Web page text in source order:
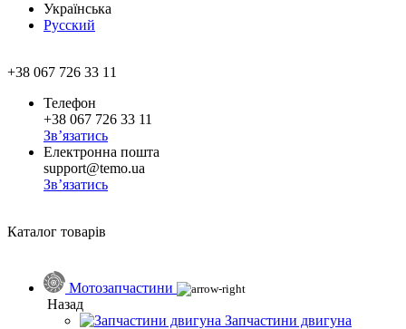
Українська
Русский
+38 067 726 33 11
Телефон
+38 067 726 33 11
Зв’язатись
Електронна пошта
support@temo.ua
Зв’язатись
Каталог товарів
Мотозапчастини
Назад
Запчастини двигуна